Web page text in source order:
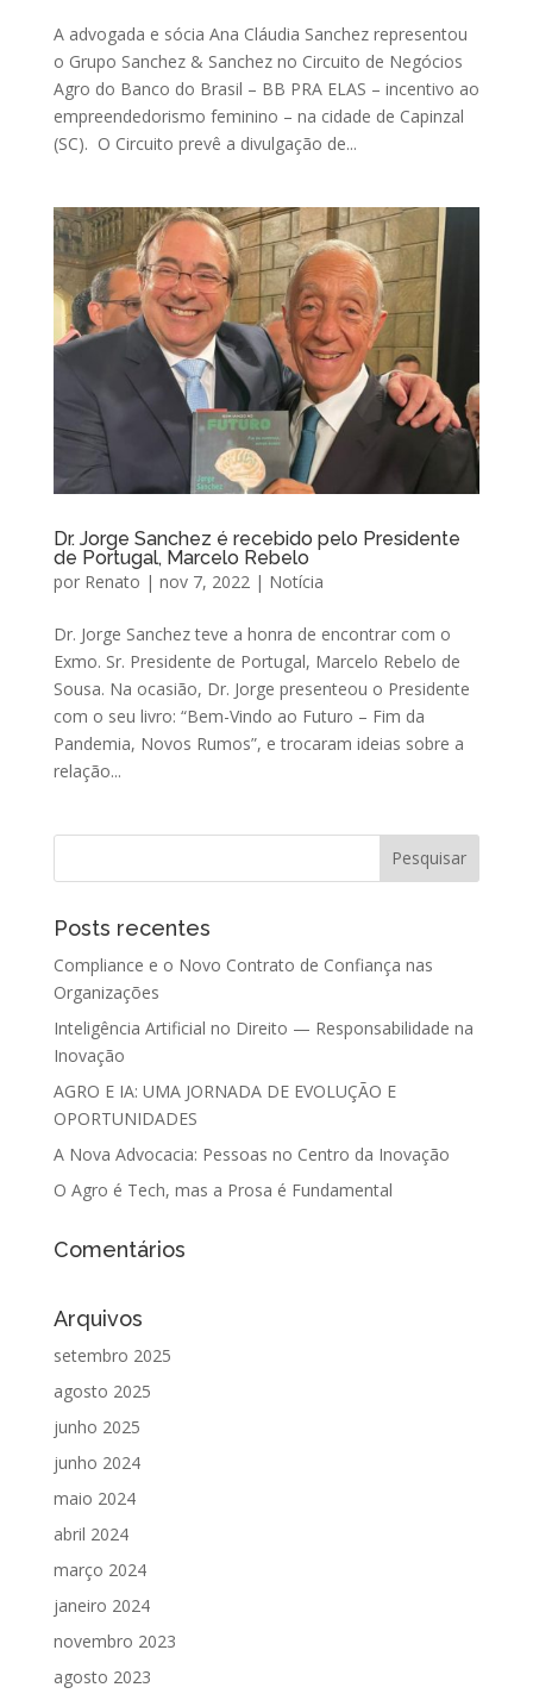
A advogada e sócia Ana Cláudia Sanchez representou
o Grupo Sanchez & Sanchez no Circuito de Negócios
Agro do Banco do Brasil – BB PRA ELAS – incentivo ao
empreendedorismo feminino – na cidade de Capinzal
(SC). O Circuito prevê a divulgação de...
Dr. Jorge Sanchez é recebido pelo Presidente
de Portugal, Marcelo Rebelo
por Renato | nov 7, 2022 | Notícia
Dr. Jorge Sanchez teve a honra de encontrar com o
Exmo. Sr. Presidente de Portugal, Marcelo Rebelo de
Sousa. Na ocasião, Dr. Jorge presenteou o Presidente
com o seu livro: “Bem-Vindo ao Futuro – Fim da
Pandemia, Novos Rumos”, e trocaram ideias sobre a
relação...
Posts recentes
Compliance e o Novo Contrato de Confiança nas
Organizações
Inteligência Artificial no Direito — Responsabilidade na
Inovação
AGRO E IA: UMA JORNADA DE EVOLUÇÃO E
OPORTUNIDADES
A Nova Advocacia: Pessoas no Centro da Inovação
O Agro é Tech, mas a Prosa é Fundamental
Comentários
Arquivos
setembro 2025
agosto 2025
junho 2025
junho 2024
maio 2024
abril 2024
março 2024
janeiro 2024
novembro 2023
agosto 2023